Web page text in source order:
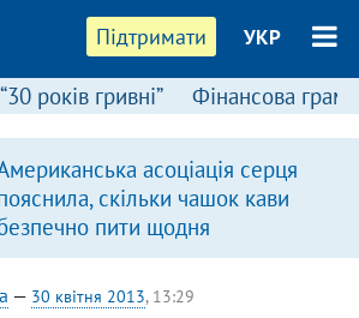
Підтримати УКР
“30 років гривні” Фінансова
асоціація серця
скільки чашок кави
пити щодня
— 30 квітня 2013, 13:29